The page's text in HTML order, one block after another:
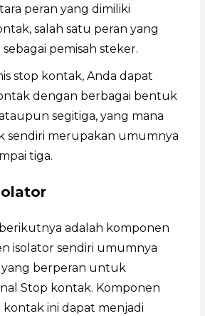
peran yang dimiliki
salah satu peran yang
pemisah steker.
stop kontak, Anda dapat
dengan berbagai bentuk
segitiga, yang mana
sendiri merupakan umumnya
tiga.
adalah komponen
isolator sendiri umumnya
berperan untuk
Stop kontak. Komponen
kontak ini dapat menjadi